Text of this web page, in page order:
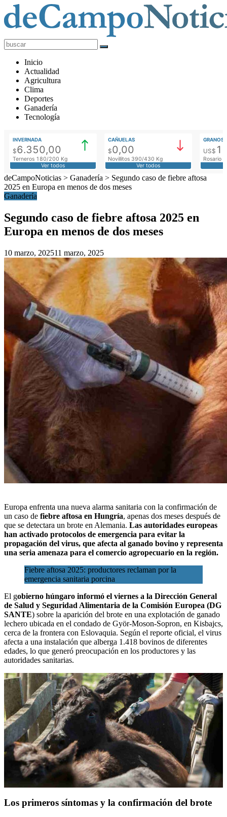
deCampoNoticias
Actualidad
Agropecuaria
Inicio
Actualidad
Agricultura
Clima
Deportes
Ganadería
Tecnología
INVERNADA
$6.350,00
Terneros 180/200 Kg
Ver todos
CAÑUELAS
$0,00
Novillitos 390/430 Kg
Ver todos
GRANOS
US$
Rosario
deCampoNoticias > Ganadería > Segundo caso de fiebre aftosa
2025 en Europa en menos de dos meses
Ganadería
Segundo caso de fiebre aftosa 2025 en
Europa en menos de dos meses
10 marzo, 202511 marzo, 2025
Europa enfrenta una nueva alarma sanitaria con la confirmación de
un caso de fiebre aftosa en Hungría, apenas dos meses después de
que se detectara un brote en Alemania. Las autoridades europeas
han activado protocolos de emergencia para evitar la
propagación del virus, que afecta al ganado bovino y representa
una seria amenaza para el comercio agropecuario en la región.
Fiebre aftosa 2025: productores reclaman por la
emergencia sanitaria porcina
El gobierno húngaro informó el viernes a la Dirección General
de Salud y Seguridad Alimentaria de la Comisión Europea (DG
SANTE) sobre la aparición del brote en una explotación de ganado
lechero ubicada en el condado de Györ-Moson-Sopron, en Kisbajcs,
cerca de la frontera con Eslovaquia. Según el reporte oficial, el virus
afecta a una instalación que alberga 1.418 bovinos de diferentes
edades, lo que generó preocupación en los productores y las
autoridades sanitarias.
Los primeros síntomas y la confirmación del brote